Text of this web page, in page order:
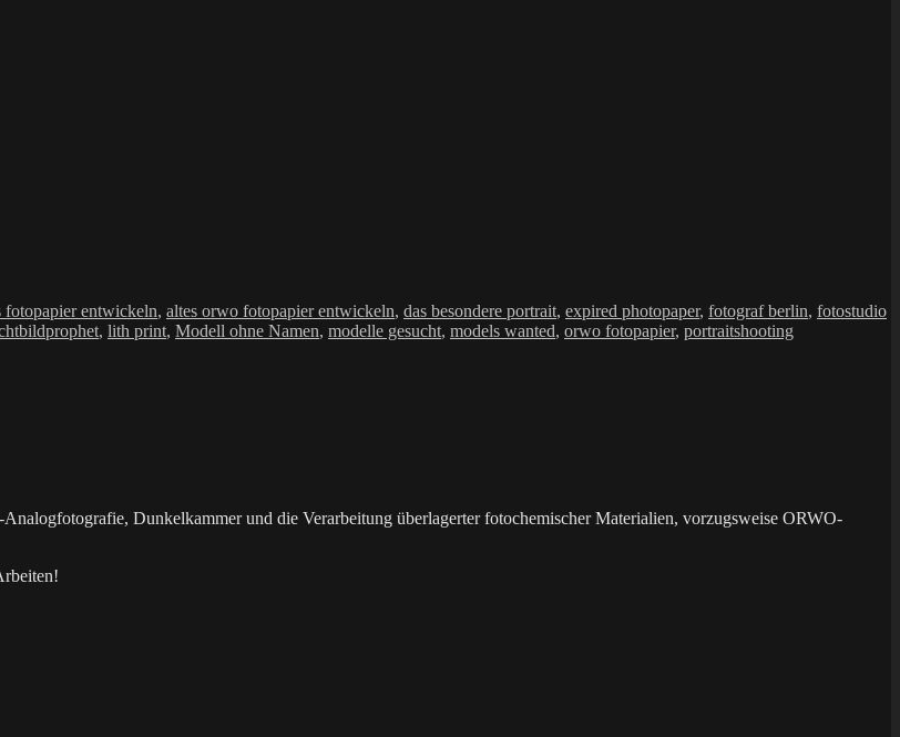
fotopapier entwickeln, altes orwo fotopapier entwickeln, das besondere portrait, expired photopaper, fotograf berlin, fotostudio
, lith print, Modell ohne Namen, modelle gesucht, models wanted, orwo fotopapier, portraitshooting
Dunkelkammer und die Verarbeitung überlagerter fotochemischer Materialien, vorzugsweise ORWO-